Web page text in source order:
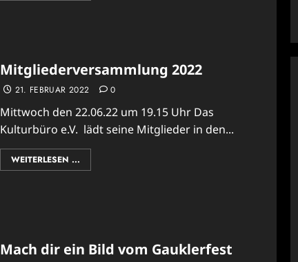
Mitgliederversammlung 2022
21. FEBRUAR 2022 0
Mittwoch den 22.06.22 um 19.15 Uhr Das
Kulturbüro e.V. lädt seine Mitglieder in den...
WEITERLESEN ...
Mach dir ein Bild vom Gauklerfest